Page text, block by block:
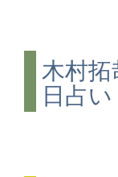
木村
日占い